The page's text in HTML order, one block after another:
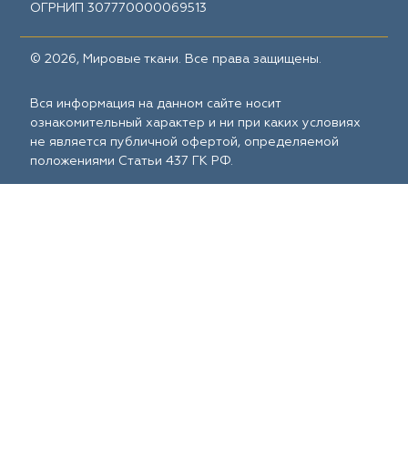
ОГРНИП 307770000069513
© 2026, Мировые ткани. Все права защищены.
Вся информация на данном сайте носит
ознакомительный характер и ни при каких условиях
не является публичной офертой, определяемой
положениями Статьи 437 ГК РФ.